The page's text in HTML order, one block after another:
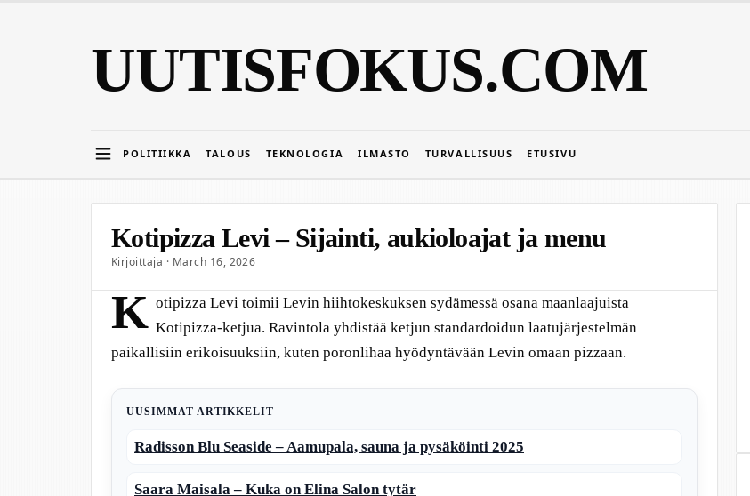
UUTISFOKUS.COM
POLITIIKKA TALOUS TEKNOLOGIA ILMASTO TURVALLISUUS ETUSIVU
Kotipizza Levi – Sijainti, aukioloajat ja menu
Kirjoittaja · March 16, 2026
K otipizza Levi toimii Levin hiihtokeskuksen sydämessä osana maanlaajuista
Kotipizza-ketjua. Ravintola yhdistää ketjun standardoidun laatujärjestelmän
paikallisiin erikoisuuksiin, kuten poronlihaa hyödyntävään Levin omaan pizzaan.
UUSIMMAT ARTIKKELIT
Radisson Blu Seaside – Aamupala, sauna ja pysäköinti 2025
Saara Maisala – Kuka on Elina Salon tytär